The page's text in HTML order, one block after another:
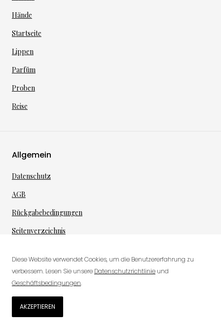
Hände
Startseite
Lippen
Parfüm
Proben
Reise
Allgemein
Datenschutz
AGB
Rückgabebedingungen
Seitenverzeichnis
Diese Website verwendet Cookies, um die Benutzererfahrung zu
verbessern. Lesen Sie unsere Datenschutzrichtlinie und
Geschäftsbedingungen.
AKZEPTIEREN